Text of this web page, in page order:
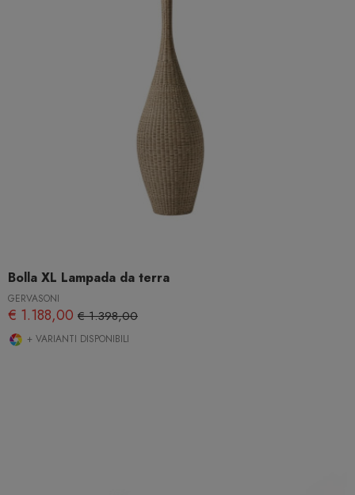
Bolla XL Lampada da terra
GERVASONI
€ 1.188,00 € 1.398,00
+ VARIANTI DISPONIBILI